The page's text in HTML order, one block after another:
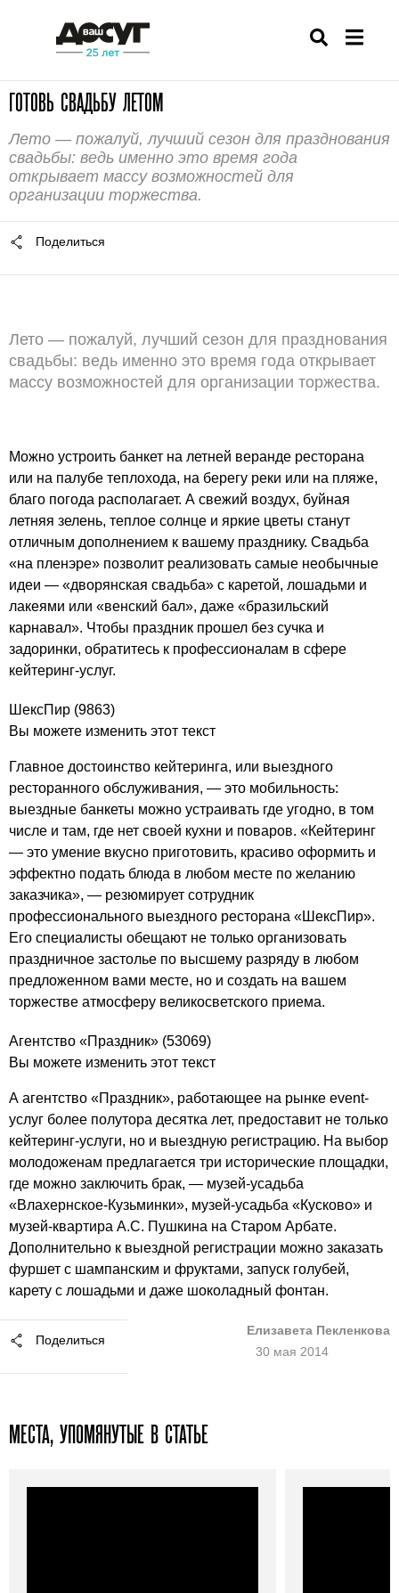
ГОТОВЬ СВАДЬБУ ЛЕТОМ
Лето — пожалуй, лучший сезон для празднования
свадьбы: ведь именно это время года
открывает массу возможностей для
организации торжества.
Поделиться
Лето — пожалуй, лучший сезон для празднования
свадьбы: ведь именно это время года открывает
массу возможностей для организации торжества.
Можно устроить банкет на летней веранде ресторана
или на палубе теплохода, на берегу реки или на пляже,
благо погода располагает. А свежий воздух, буйная
летняя зелень, теплое солнце и яркие цветы станут
отличным дополнением к вашему празднику. Свадьба
«на пленэре» позволит реализовать самые необычные
идеи — «дворянская свадьба» с каретой, лошадьми и
лакеями или «венский бал», даже «бразильский
карнавал». Чтобы праздник прошел без сучка и
задоринки, обратитесь к профессионалам в сфере
кейтеринг-услуг.
ШексПир (9863)
Вы можете изменить этот текст
Главное достоинство кейтеринга, или выездного
ресторанного обслуживания, — это мобильность:
выездные банкеты можно устраивать где угодно, в том
числе и там, где нет своей кухни и поваров. «Кейтеринг
— это умение вкусно приготовить, красиво оформить и
эффектно подать блюда в любом месте по желанию
заказчика», — резюмирует сотрудник
профессионального выездного ресторана «ШексПир».
Его специалисты обещают не только организовать
праздничное застолье по высшему разряду в любом
предложенном вами месте, но и создать на вашем
торжестве атмосферу великосветского приема.
Агентство «Праздник» (53069)
Вы можете изменить этот текст
А агентство «Праздник», работающее на рынке event-
услуг более полутора десятка лет, предоставит не только
кейтеринг-услуги, но и выездную регистрацию. На выбор
молодоженам предлагается три исторические площадки,
где можно заключить брак, — музей-усадьба
«Влахернское-Кузьминки», музей-усадьба «Кусково» и
музей-квартира А.С. Пушкина на Старом Арбате.
Дополнительно к выездной регистрации можно заказать
фуршет с шампанским и фруктами, запуск голубей,
карету с лошадьми и даже шоколадный фонтан.
Поделиться
Елизавета Пекленкова
30 мая 2014
МЕСТА, УПОМЯНУТЫЕ В СТАТЬЕ